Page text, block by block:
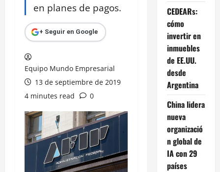
en planes de pagos.
+ Seguir en Google
Equipo Mundo Empresarial
13 de septiembre de 2019
4 minutes read
0
CEDEARs:
cómo
invertir en
inmuebles
de EE.UU.
desde
Argentina
China lidera
nueva
organizació
n global de
IA con 29
países